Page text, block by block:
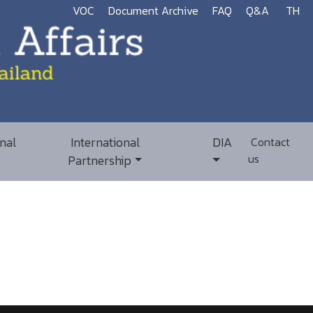
VOC Document Archive FAQ Q&A TH
International
Partnership
DIA
Contact
us